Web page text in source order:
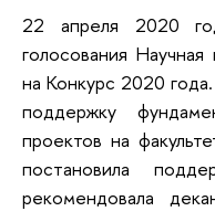
22 апреля 2020
голосования
на Конкурс 2020
поддержку
проектов на
постановила
рекомендовала